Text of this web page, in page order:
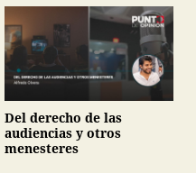
Del derecho de las
audiencias y otros
menesteres